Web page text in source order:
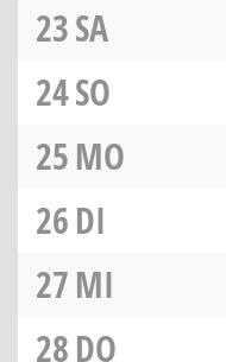
23SA
24SO
25MO
26DI
27MI
28DO